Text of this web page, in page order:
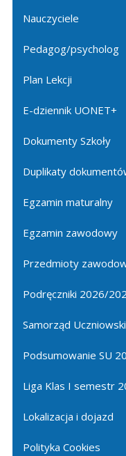
Nauczyciele
Pedagog/psycholog
Plan Lekcji
E-dziennik UONET+
Dokumenty Szkoły
Duplikaty
Egzamin maturalny
Egzamin zawodowy
Przedmioty
Podręczniki 2026/
Samorząd
Podsumowanie SU
Liga Klas I semestr
Lokalizacja i dojazd
Polityka Cookies